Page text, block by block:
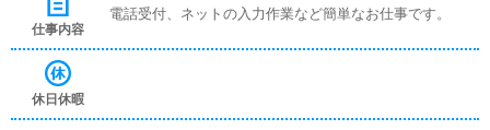
仕事内容
電話受付、ネットの入力作業など簡単なお仕事です。
休日休暇